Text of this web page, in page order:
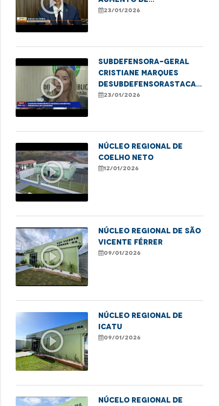
inadimplência que
23/01/2026
play_circle_outline
Subdefensora-Geral
Cristiane Marques
deSubdefensorastaca
Defensoria Protetiva
23/01/2026
play_circle_outline
NÚCLEO REGIONAL DE
COELHO NETO
12/01/2026
play_circle_outline
NÚCLEO REGIONAL DE SÃO
VICENTE FÉRRER
09/01/2026
play_circle_outline
NÚCLEO REGIONAL DE
ICATU
09/01/2026
NÚCELO REGIONAL DE